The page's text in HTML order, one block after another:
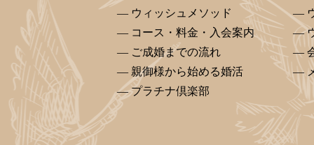
ウィッシュメソッド
コース・料金・入会案内
ご成婚までの流れ
親御様から始める婚活
プラチナ倶楽部